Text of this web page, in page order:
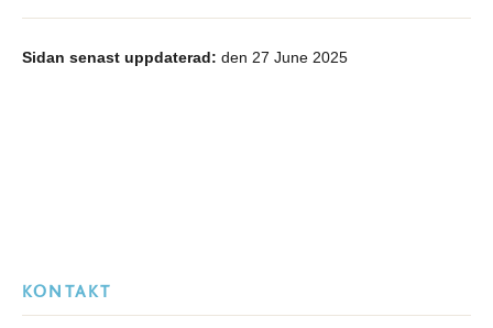
Sidan senast uppdaterad: den 27 June 2025
KONTAKT